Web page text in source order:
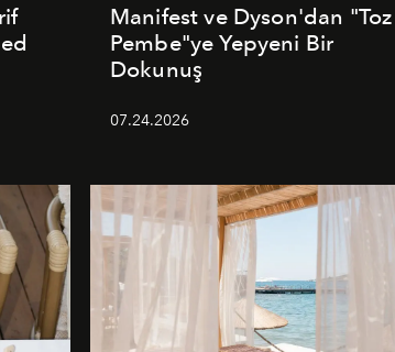
Manifest ve Dyson'dan "Toz
Pembe"ye Yepyeni Bir
Dokunuş
07.24.2026